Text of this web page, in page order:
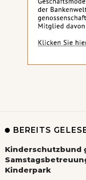
BEREITS
Kinderschutzbund
Kinderpark